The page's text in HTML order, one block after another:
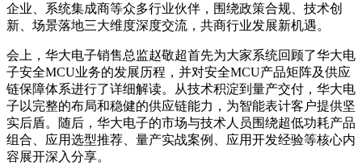
企业、系统集成商等众多行业伙伴，围绕政策合规、技术创
新、场景落地三大维度深度交流，共商行业发展新机遇。
会上，华大电子销售总监赵敬超首先为大家系统回顾了华大电
子安全MCU业务的发展历程，并对安全MCU产品矩阵及供应
链保障体系进行了详细解读。从技术积淀到量产交付，华大电
子以完整的布局和稳健的供应链能力，为智能表计客户提供坚
实后盾。随后，华大电子的市场与技术人员围绕超低功耗产品
组合、应用选型推荐、量产实战案例、应用开发经验等核心内
容展开深入分享。